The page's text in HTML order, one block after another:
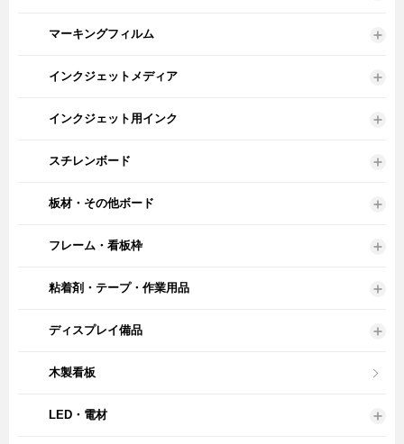
マーキングフィルム
インクジェットメディア
インクジェット用インク
スチレンボード
板材・その他ボード
フレーム・看板枠
粘着剤・テープ・作業用品
ディスプレイ備品
木製看板
LED・電材